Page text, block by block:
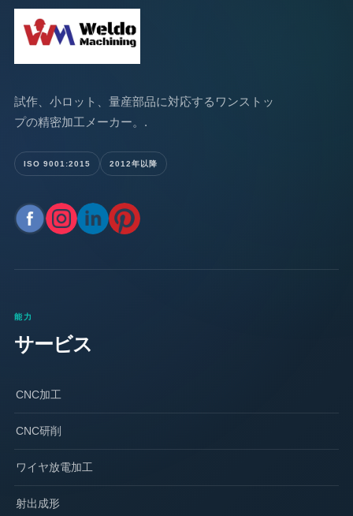
試作、小ロット、量産部品に対応するワンストッ
プの精密加工メーカー。.
ISO 9001:2015 2012年以降
能力
サービス
CNC加工
CNC研削
ワイヤ放電加工
射出成形